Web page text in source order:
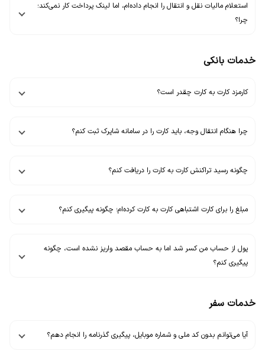
استعلام مالیات نقل و انتقال را انجام داده‌ام، اما لینک پرداخت کار نمی‌کند؛
چرا؟
خدمات بانکی
کارمزد کارت به کارت چقدر است؟
چرا هنگام انتقال وجه، باید کارت را در سامانه شاپرک ثبت کنم؟
چگونه رسید تراکنش کارت به کارت را دریافت کنم؟
مبلغ را برای کارت اشتباهی کارت به کارت کرده‌ام؛ چگونه پیگیری کنم؟
پول از حساب من کسر شد اما به حساب مقصد واریز نشده است، چگونه
پیگیری کنم؟
خدمات سفر
آیا می‌توانم بدون کد ملی و شماره موبایل، پیگیری گذرنامه را انجام دهم؟